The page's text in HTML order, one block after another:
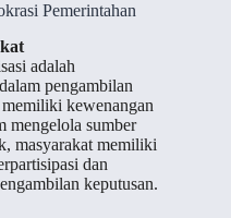
Pemerintahan
adalah
pengambilan
kewenangan
mengelola sumber
masyarakat memiliki
dan
keputusan.